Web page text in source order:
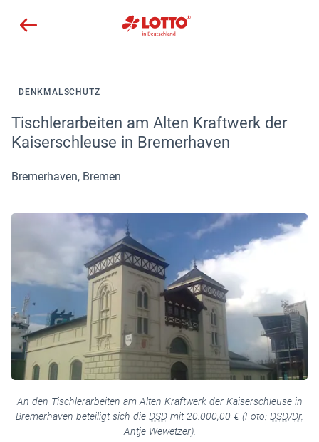
DENKMALSCHUTZ
Tischlerarbeiten am Alten Kraftwerk der
Kaiserschleuse in Bremerhaven
Bremerhaven, Bremen
An den Tischlerarbeiten am Alten Kraftwerk der Kaiserschleuse in
Bremerhaven beteiligt sich die DSD mit 20.000,00 € (Foto: DSD/Dr.
Antje Wewetzer).